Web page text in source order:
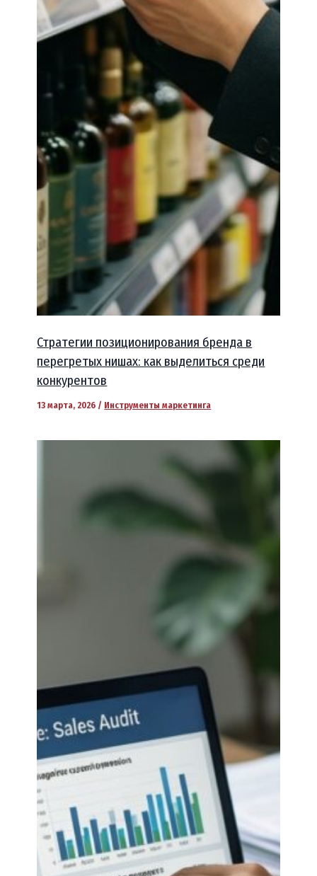
Стратегии позиционирования бренда в
перегретых нишах: как выделиться среди
конкурентов
13 марта, 2026 / Инструменты маркетинга